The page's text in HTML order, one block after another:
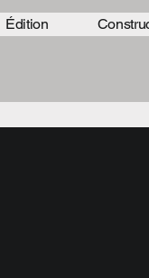
Édition